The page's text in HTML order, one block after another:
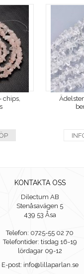
chips,
KONTAKTA OSS
Dilectum AB
Stenåsavägen 5
439 53 Åsa
Telefon: 0725-55 02 70
Telefontider: tisdag 16-19
lördagar 09-12
E-post: info@lillaparlan.se